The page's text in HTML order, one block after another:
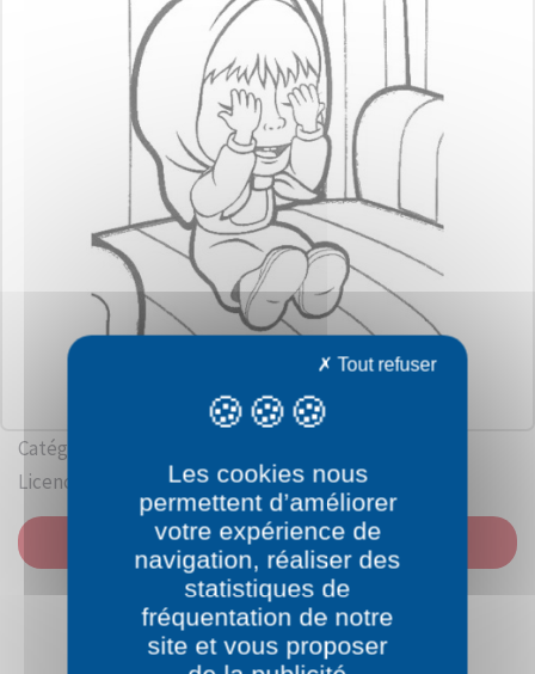
Catégorie: Masha et Michka
Licence: Oleg Kouzovkov / Andreï Dobrounov
IMPRIMER
Les cookies nous
permettent d’améliorer
votre expérience de
navigation, réaliser des
statistiques de
fréquentation de notre
site et vous proposer
Tout refuser